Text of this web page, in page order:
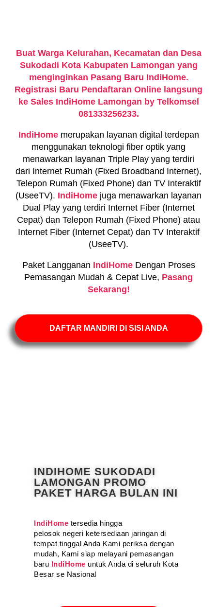
Buat Warga Kelurahan, Kecamatan dan Desa
Sukodadi Kota Kabupaten Lamongan yang
menginginkan Pasang Baru IndiHome.
Registrasi Baru Pendaftaran Online langsung
ke Sales IndiHome Lamongan by Telkomsel
081333256233.
IndiHomemerupakan layanan digital terdepan
menggunakan teknologi fiber optik yang
menawarkan layanan Triple Play yang terdiri
dari Internet Rumah (Fixed Broadband Internet),
Telepon Rumah (Fixed Phone) dan TV Interaktif
(UseeTV). IndiHome juga menawarkan layanan
Dual Play yang terdiri Internet Fiber (Internet
Cepat) dan Telepon Rumah (Fixed Phone) atau
Internet Fiber (Internet Cepat) dan TV Interaktif
(UseeTV).
Paket Langganan IndiHomeDengan Proses
Pemasangan Mudah & Cepat Live, Pasang
Sekarang!
DAFTAR MANDIRI DI SISI ANDA
INDIHOME SUKODADI
LAMONGAN PROMO
PAKET HARGA BULAN INI
IndiHome tersedia hingga
pelosok negeri ketersediaan jaringan di
tempat tinggal Anda Kami periksa dengan
mudah, Kami siap melayani pemasangan
baru IndiHome untuk Anda di seluruh Kota
Besar se Nasional